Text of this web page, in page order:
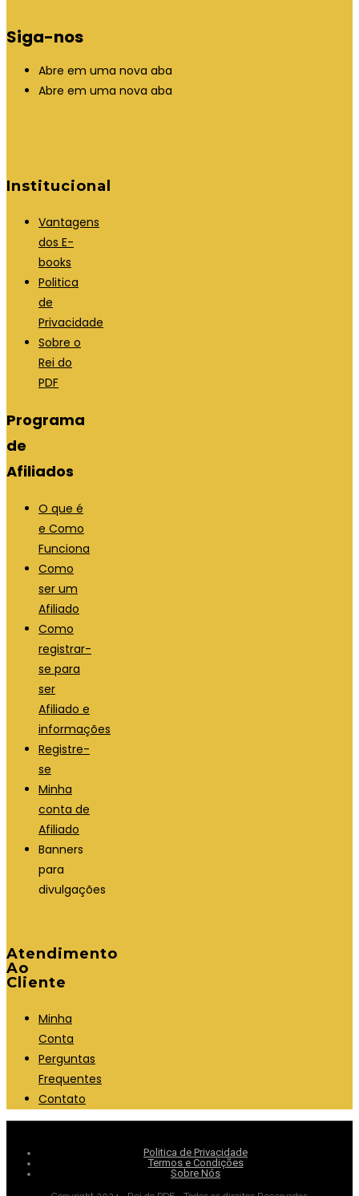
Siga-nos
Abre em uma nova aba
Abre em uma nova aba
Institucional
Vantagens
dos E-
books
Politica
de
Privacidade
Sobre o
Rei do
PDF
Programa
de
Afiliados
O que é
e Como
Funciona
Como
ser um
Afiliado
Como
registrar-
se para
ser
Afiliado e
informações
Registre-
se
Minha
conta de
Afiliado
Banners
para
divulgações
Atendimento
Ao
Cliente
Minha
Conta
Perguntas
Frequentes
Contato
Politica de Privacidade
Termos e Condições
Sobre Nós